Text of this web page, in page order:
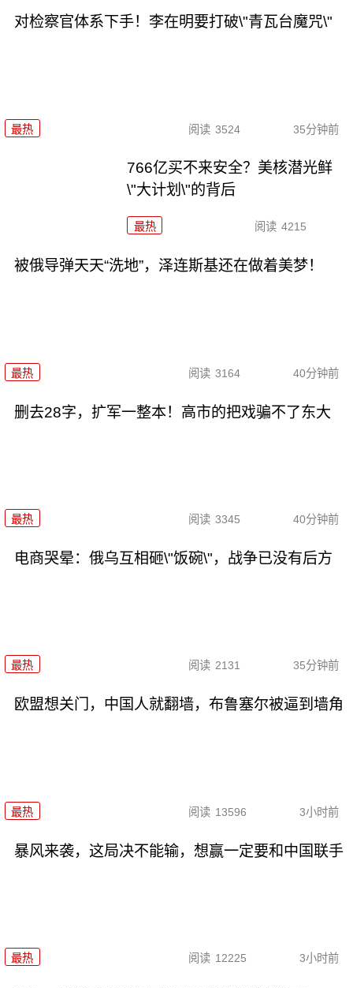
对检察官体系下手！李在明要打破\"青瓦台魔咒\"
最热 阅读 3524 35分钟前
766亿买不来安全？美核潜光鲜
\"大计划\"的背后
最热 阅读 4215
被俄导弹天天“洗地”，泽连斯基还在做着美梦！
最热 阅读 3164 40分钟前
删去28字，扩军一整本！高市的把戏骗不了东大
最热 阅读 3345 40分钟前
电商哭晕：俄乌互相砸\"饭碗\"，战争已没有后方
最热 阅读 2131 35分钟前
欧盟想关门，中国人就翻墙，布鲁塞尔被逼到墙角
最热 阅读 13596 3小时前
暴风来袭，这局决不能输，想赢一定要和中国联手
最热 阅读 12225 3小时前